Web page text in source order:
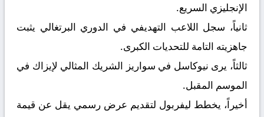
الإنجليزي السريع.
ثانياً، سجل اللاعب التهديفي في الدوري البرتغالي يثبت
جاهزيته التامة للتحديات الكبرى.
ثالثاً، يرى نيوكاسل في سواريز الشريك المثالي لإيزاك في
الموسم المقبل.
أخيراً، يخطط ليفربول لتقديم عرض رسمي يقل عن قيمة